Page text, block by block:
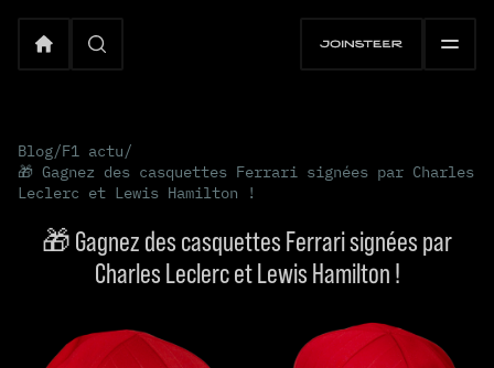
Blog/F1 actu/
🎁 Gagnez des casquettes Ferrari signées par Charles
Leclerc et Lewis Hamilton !
🎁 Gagnez des casquettes Ferrari signées par
Charles Leclerc et Lewis Hamilton !